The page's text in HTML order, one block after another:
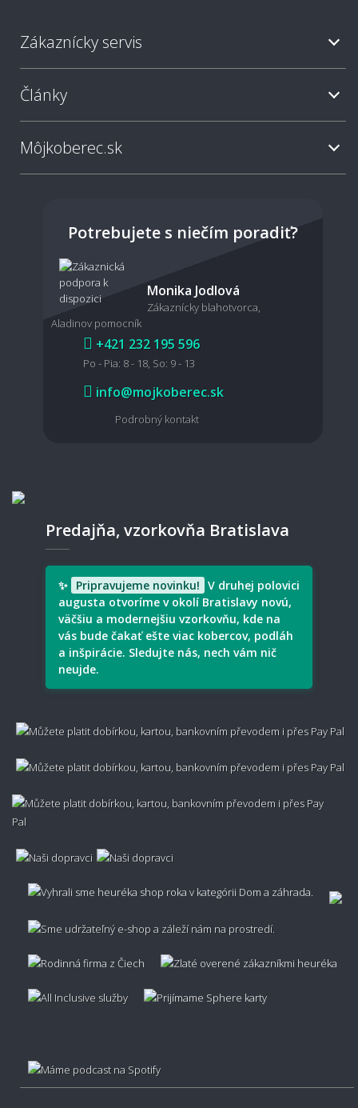
Aký typ koberca je najjednoduchší na
Dá sa koberec povysávať robotickým
vysávačom?
Je možné koberec čistiť mokrou cestou?
Aký typ koberec je vhodný pre deti?
Je prírodný materiál lepší ako syntetický?
Aký je rozdiel medzi vlnou, polypropylénom a
Nezachytáva sa v koberci prach?
👣🔥 Protišmykovosť a podlahové kúrenie
Je koberec vhodný na podlahové kúrenie?
Zákaznícky servis
Články
Môjkoberec.sk
Potrebujete s niečím poradiť?
Monika Jodlová
Zákaznícky blahotvorca,
Aladinov pomocník
+421 232 195 596
Po - Pia: 8 - 18, So: 9 - 13
info@mojkoberec.sk
Podrobný kontakt
Predajňa, vzorkovňa Bratislava
✨ Pripravujeme novinku! V druhej polovici
augusta otvoríme v okolí Bratislavy novú,
väčšiu a modernejšiu vzorkovňu, kde na
vás bude čakať ešte viac kobercov, podláh
a inšpirácie. Sledujte nás, nech vám nič
neujde.